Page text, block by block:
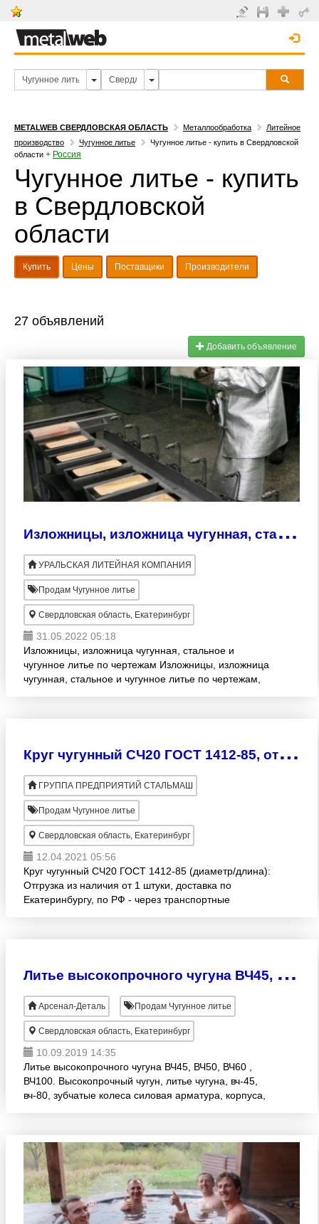
METALWEB СВЕРДЛОВСКАЯ ОБЛАСТЬ Металлообработка
Литейное
производство
Чугунное литье
Чугунное литье - купить в Свердловской
области + Россия
Чугунное литье - купить
в Свердловской
области
Купить Цены Поставщики Производители
27 объявлений
Добавить объявление
И
зложницы, изложница чугунная, стальное и чугунное литье по чертежам
УРАЛЬСКАЯ ЛИТЕЙНАЯ КОМПАНИЯ
Продам Чугунное литье
Свердловская область, Екатеринбург
31.05.2022 05:18
Изложницы, изложница чугунная, стальное и
чугунное литье по чертежам Изложницы, изложница
чугунная, стальное и чугунное литье по чертежам,
К
руг чугунный СЧ20 ГОСТ 1412-85, отливка чугунная СЧ-20 из наличия. Доставка по РФ, экспорт
ГРУППА ПРЕДПРИЯТИЙ СТАЛЬМАШ
Продам Чугунное литье
Свердловская область, Екатеринбург
12.04.2021 05:56
Круг чугунный СЧ20 ГОСТ 1412-85 (диаметр/длина):
Отгрузка из наличия от 1 штуки, доставка по
Екатеринбургу, по РФ - через транспортные
Л
итье высокопрочного чугуна ВЧ45, ВЧ50, ВЧ60 , ВЧ100.
Арсенал-Деталь Продам Чугунное литье
Свердловская область, Екатеринбург
10.09.2019 14:35
Литье высокопрочного чугуна ВЧ45, ВЧ50, ВЧ60 ,
ВЧ100. Высокопрочный чугун, литье чугуна, вч-45,
вч-80, зубчатые колеса силовая арматура, корпуса,